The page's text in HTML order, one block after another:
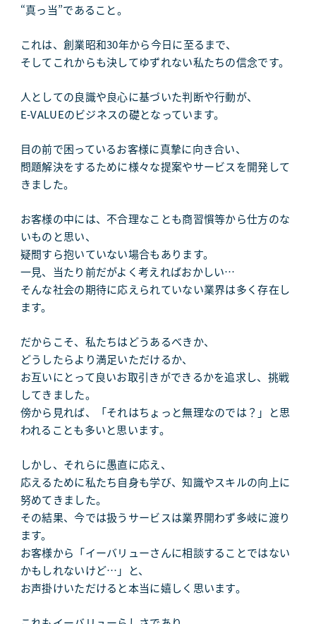
“真っ当”であること。
これは、創業昭和30年から今日に至るまで、
そしてこれからも決してゆずれない私たちの信念です。
人としての良識や良心に基づいた判断や行動が、
E-VALUEのビジネスの礎となっています。
目の前で困っているお客様に真摯に向き合い、
問題解決をするために様々な提案やサービスを開発して
きました。
お客様の中には、不合理なことも商習慣等から仕方のな
いものと思い、
疑問すら抱いていない場合もあります。
一見、当たり前だがよく考えればおかしい…
そんな社会の期待に応えられていない業界は多く存在し
ます。
だからこそ、私たちはどうあるべきか、
どうしたらより満足いただけるか、
お互いにとって良いお取引きができるかを追求し、挑戦
してきました。
傍から見れば、「それはちょっと無理なのでは？」と思
われることも多いと思います。
しかし、それらに愚直に応え、
応えるために私たち自身も学び、知識やスキルの向上に
努めてきました。
その結果、今では扱うサービスは業界開わず多岐に渡り
ます。
お客様から「イーバリューさんに相談することではない
かもしれないけど…」と、
お声掛けいただけると本当に嬉しく思います。